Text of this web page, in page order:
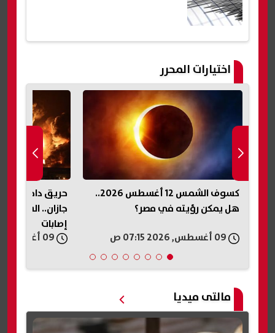
اختيارات المحرر
كسوف الشمس 12 أغسطس 2026..
هل يمكن رؤيته في مصر؟
حريق داخل
جازان.. السيطرة
إصابات
مالتى ميديا